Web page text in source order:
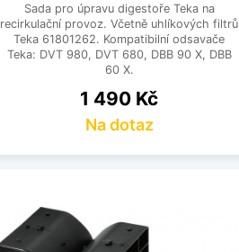
Sada pro úpravu digestoře Teka na
recirkulační provoz. Včetně uhlíkových filtrů
Teka 61801262. Kompatibilní odsavače
Teka: DVT 980, DVT 680, DBB 90 X, DBB
60 X.
Cena
1 490 Kč
Na dotaz